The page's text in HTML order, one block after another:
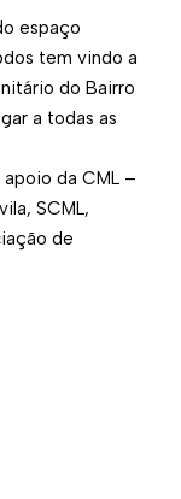
espaço
tem vindo a
do Bairro
a todas as
da CML –
SCML,
de